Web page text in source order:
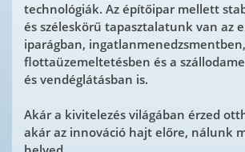
technológiák. Az építőipar mellett
és széleskörű tapasztalatunk van az
iparágban, ingatlanmenedzsmentben,
flottaüzemeltetésben és a
és vendéglátásban is.
Akár a kivitelezés világában érzed
akár az innováció hajt előre, nálunk